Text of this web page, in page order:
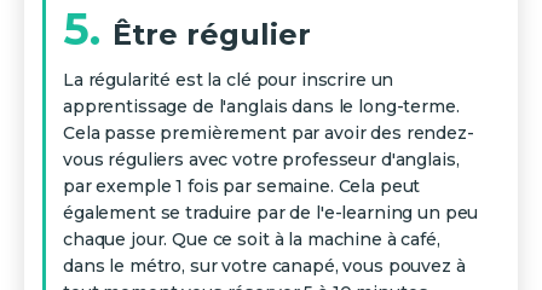
5. Être régulier
La régularité est la clé pour inscrire un
apprentissage de l'anglais dans le long-terme.
Cela passe premièrement par avoir des rendez-
vous réguliers avec votre professeur d'anglais,
par exemple 1 fois par semaine. Cela peut
également se traduire par de l'e-learning un peu
chaque jour. Que ce soit à la machine à café,
dans le métro, sur votre canapé, vous pouvez à